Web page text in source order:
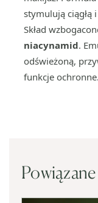
stymulują ciągłą
Skład
niacynamid.
odświeżoną,
funkcje ochronne.